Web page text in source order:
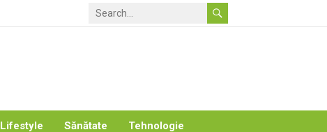
Lifestyle Sănătate Tehnologie